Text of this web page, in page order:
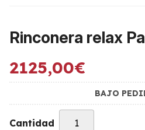
Rinconera relax
2125,00€
BAJO
Cantidad